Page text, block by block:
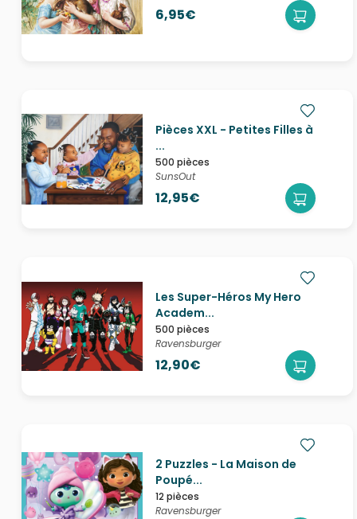
6,95€
Pièces XXL - Petites Filles à
...
500 pièces
SunsOut
12,95€
Les Super-Héros My Hero
Academ...
500 pièces
Ravensburger
12,90€
2 Puzzles - La Maison de
Poupé...
12 pièces
Ravensburger